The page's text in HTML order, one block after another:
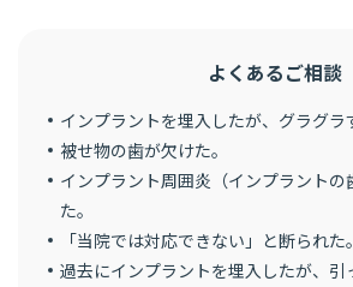
よくあるご相談
インプラントを埋入したが、グラグラ
被せ物の歯が欠けた。
インプラント周囲炎（インプラントの
た。
「当院では対応できない」と断られた。
過去にインプラントを埋入したが、引